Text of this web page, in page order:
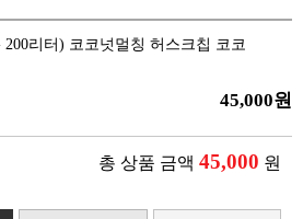
리터) 코코넛멀칭 허스크칩 코코
45,000원
총 상품 금액 45,000 원